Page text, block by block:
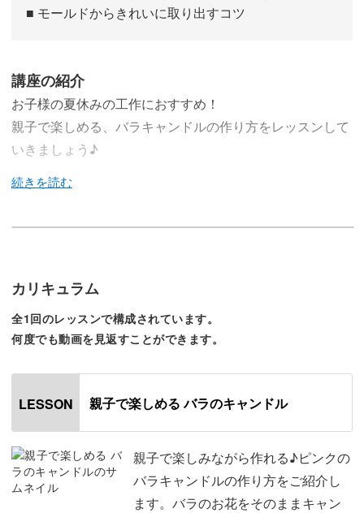
■ モールドからきれいに取り出すコツ
講座の紹介
お子様の夏休みの工作におすすめ！
親子で楽しめる、バラキャンドルの作り方をレッスンして
いきましょう♪
キャンドルを作っていきましょう。
簡単に作れる方法を解説していきますので、お子さまやキ
ャンドル作り初心者さんも楽しみながら作ることが可能で
ワックスを溶かしたり着色したり、固めたりと、実験のよ
うな楽しさが味わえるレッスン内容となっています。
カリキュラム
全1回のレッスンで構成されています。
何度でも動画を見返すことができます。
LESSON 親子で楽しめる バラのキャンドル
親子で楽しみながら作れる♪ピンクの
バラキャンドルの作り方をご紹介し
ます。バラのお花をそのままキャン